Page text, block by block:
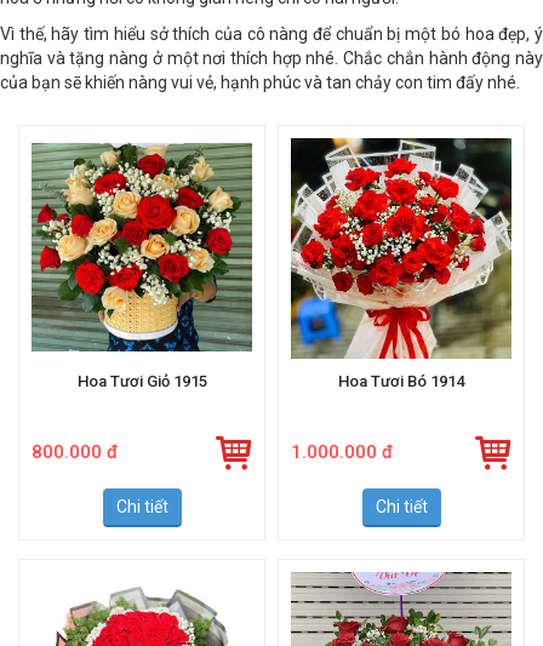
hoa ở những nơi có không gian riêng chỉ có hai người.
Vì thế, hãy tìm hiểu sở thích của cô nàng để chuẩn bị một bó hoa đẹp, ý
nghĩa và tặng nàng ở một nơi thích hợp nhé. Chắc chắn hành động này
của bạn sẽ khiến nàng vui vẻ, hạnh phúc và tan chảy con tim đấy nhé.
Chi tiết Chi tiết